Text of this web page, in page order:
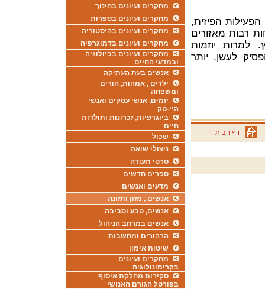
הפיזית,
רבות מאזורים
למרות יוזמות
לעשן, יותר
דף הבית
מחקרים ועיונים בחינוך
מחקרים ועיונים בספרות
מחקרים ועיונים בהיסטוריה
מחקרים ועיונים בדמוגרפיה
מחקרים ועיונים בביולוגיה
ובמדעי החיים
אנשים בעת העתיקה
ילדים , אמהות, הורים
ומשפחה
יזמים, אנשי עסקים ואנשי
היי-טק
ביוגרפיות, זכרונות ותולדות
חיים
שכול
ניצולי שואה
סרטי תעודה
ספרים חדשים
מדעים ואנשים
אנשים , מזון ותזונה
אנשים, טבע וסביבה
אנשים במרחב הניהול
הרהורים ומחשבות
שיטות אימון
מחקרים ועיונים
בקרימונולוגיה
סקירות מחלקת איסוף
בפורטל הגורם האנושי